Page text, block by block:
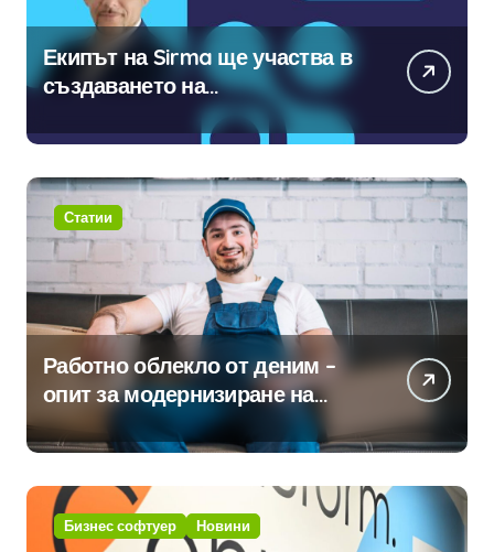
Екипът на Sirma ще участва в
създаването на
международните стандарти за
навлизане на изкуствен
интелект в хотелиерството
Статии
Работно облекло от деним –
опит за модернизиране на
традицията
Бизнес софтуер Новини